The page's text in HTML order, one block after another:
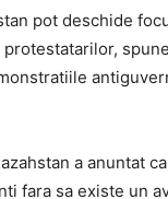
pot deschide
a anuntat
fara sa existe un